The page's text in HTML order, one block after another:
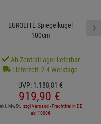
EUROLITE Spiegelkugel
100cm
Ab ZentralLager lieferbar
Lieferzeit: 2-4 Werktage
UVP: 1.188,81 €
919,90 €
MwSt. zzgl Versand - Frachtfrei in DE
ab 1'000€
›